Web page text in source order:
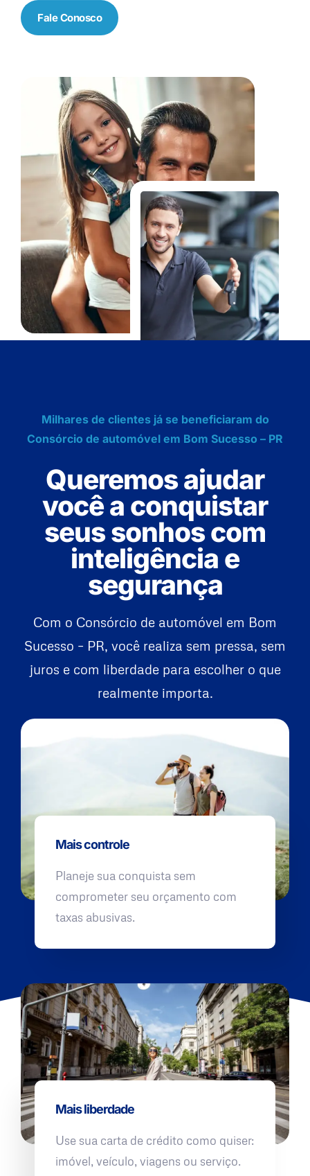
Fale Conosco
Milhares de clientes já se beneficiaram do
Consórcio de automóvel em Bom Sucesso – PR
Queremos ajudar
você a conquistar
seus sonhos com
inteligência e
segurança
Com o Consórcio de automóvel em Bom
Sucesso – PR, você realiza sem pressa, sem
juros e com liberdade para escolher o que
realmente importa.
Mais controle
Planeje sua conquista sem
comprometer seu orçamento com
taxas abusivas.
Mais liberdade
Use sua carta de crédito como quiser:
imóvel, veículo, viagens ou serviço.